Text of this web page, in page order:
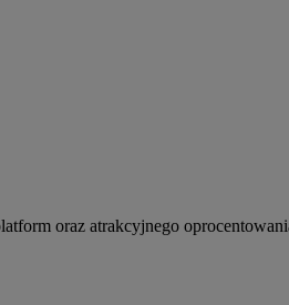
oraz atrakcyjnego